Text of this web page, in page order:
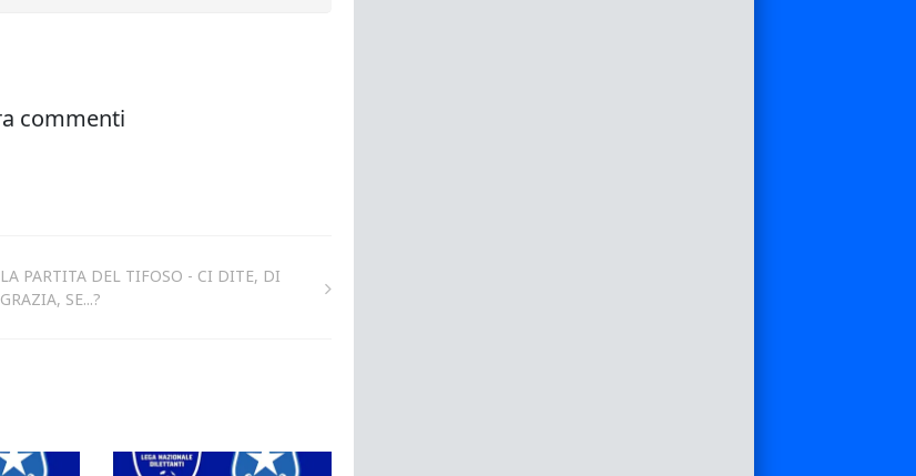
LA PARTITA DEL TIFOSO - CI DITE, DI
GRAZIA, SE...?